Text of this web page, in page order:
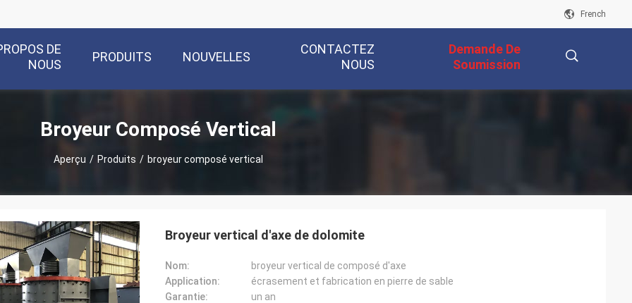
French
DE
NOUS
PRODUITS NOUVELLES
CONTACTEZ
NOUS
Demande De
Soumission
Broyeur Composé Vertical
Aperçu / Produits / broyeur composé vertical
Broyeur vertical d'axe de dolomite
Nom:
broyeur vertical de composé d'axe
Application:
écrasement et fabrication en pierre de sable
Garantie:
un an